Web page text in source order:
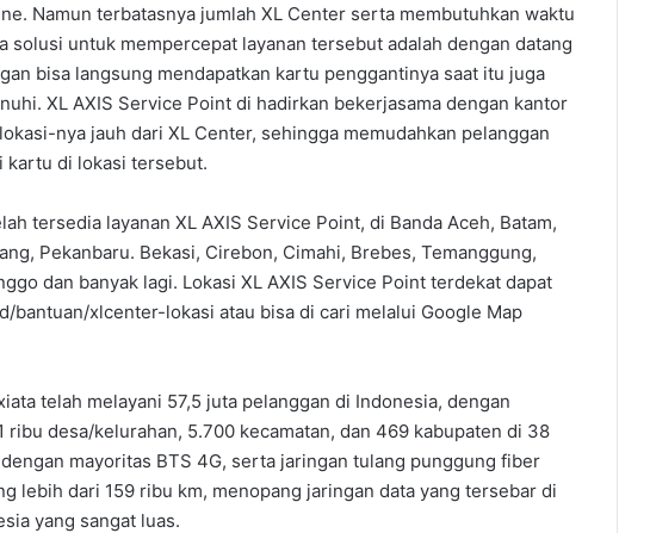
Namun terbatasnya jumlah XL Center serta membutuhkan waktu
solusi untuk mempercepat layanan tersebut adalah dengan datang
bisa langsung mendapatkan kartu penggantinya saat itu juga
XL AXIS Service Point di hadirkan bekerjasama dengan kantor
nya jauh dari XL Center, sehingga memudahkan pelanggan
kartu di lokasi tersebut.
tersedia layanan XL AXIS Service Point, di Banda Aceh, Batam,
Pekanbaru. Bekasi, Cirebon, Cimahi, Brebes, Temanggung,
dan banyak lagi. Lokasi XL AXIS Service Point terdekat dapat
bantuan/xlcenter-lokasi atau bisa di cari melalui Google Map
telah melayani 57,5 juta pelanggan di Indonesia, dengan
ribu desa/kelurahan, 5.700 kecamatan, dan 469 kabupaten di 38
mayoritas BTS 4G, serta jaringan tulang punggung fiber
lebih dari 159 ribu km, menopang jaringan data yang tersebar di
yang sangat luas.